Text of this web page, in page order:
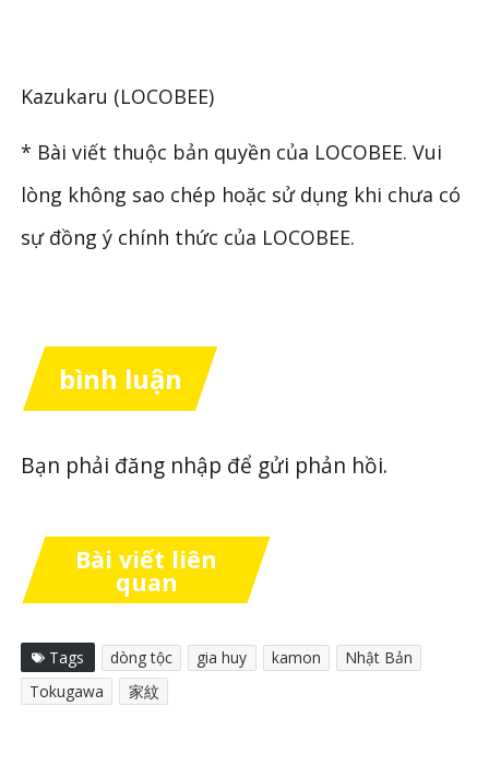
Kazukaru (LOCOBEE)
* Bài viết thuộc bản quyền của LOCOBEE. Vui
lòng không sao chép hoặc sử dụng khi chưa có
sự đồng ý chính thức của LOCOBEE.
bình luận
Bạn phải đăng nhập để gửi phản hồi.
Bài viết liên
quan
Tags dòng tộc gia huy kamon
Nhật Bản
Tokugawa
家紋